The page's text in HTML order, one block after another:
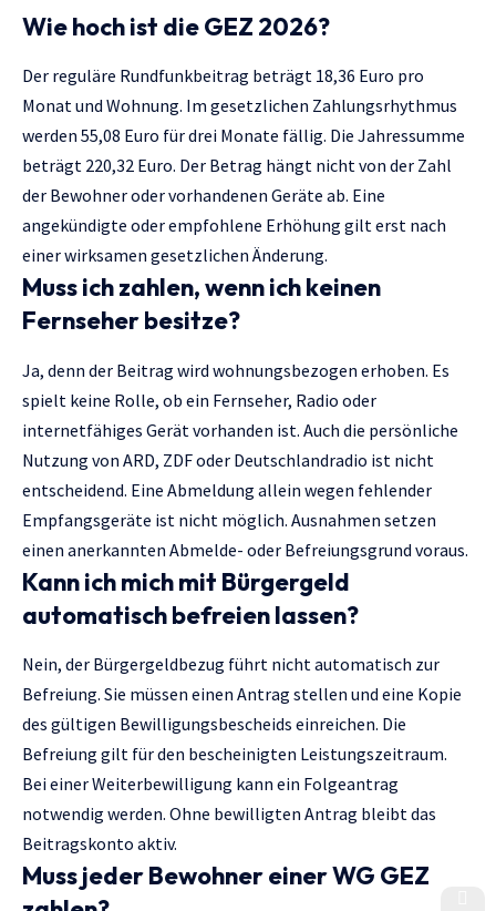
Wie hoch ist die GEZ 2026?
Der reguläre Rundfunkbeitrag beträgt 18,36 Euro pro
Monat und Wohnung. Im gesetzlichen Zahlungsrhythmus
werden 55,08 Euro für drei Monate fällig. Die Jahressumme
beträgt 220,32 Euro. Der Betrag hängt nicht von der Zahl
der Bewohner oder vorhandenen Geräte ab. Eine
angekündigte oder empfohlene Erhöhung gilt erst nach
einer wirksamen gesetzlichen Änderung.
Muss ich zahlen, wenn ich keinen
Fernseher besitze?
Ja, denn der Beitrag wird wohnungsbezogen erhoben. Es
spielt keine Rolle, ob ein Fernseher, Radio oder
internetfähiges Gerät vorhanden ist. Auch die persönliche
Nutzung von ARD, ZDF oder Deutschlandradio ist nicht
entscheidend. Eine Abmeldung allein wegen fehlender
Empfangsgeräte ist nicht möglich. Ausnahmen setzen
einen anerkannten Abmelde- oder Befreiungsgrund voraus.
Kann ich mich mit Bürgergeld
automatisch befreien lassen?
Nein, der Bürgergeldbezug führt nicht automatisch zur
Befreiung. Sie müssen einen Antrag stellen und eine Kopie
des gültigen Bewilligungsbescheids einreichen. Die
Befreiung gilt für den bescheinigten Leistungszeitraum.
Bei einer Weiterbewilligung kann ein Folgeantrag
notwendig werden. Ohne bewilligten Antrag bleibt das
Beitragskonto aktiv.
Muss jeder Bewohner einer WG GEZ